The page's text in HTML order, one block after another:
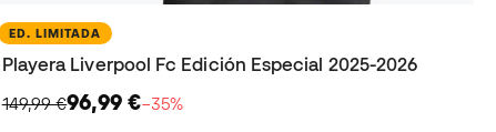
ED. LIMITADA
Playera Liverpool Fc Edición Especial 2025-2026
149,99 €96,99 €−35%